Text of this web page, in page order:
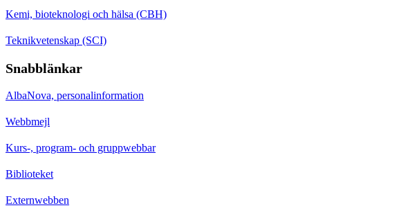
Kemi, bioteknologi och hälsa (CBH)
Teknikvetenskap (SCI)
Snabblänkar
AlbaNova, personalinformation
Webbmejl
Kurs-, program- och gruppwebbar
Biblioteket
Externwebben